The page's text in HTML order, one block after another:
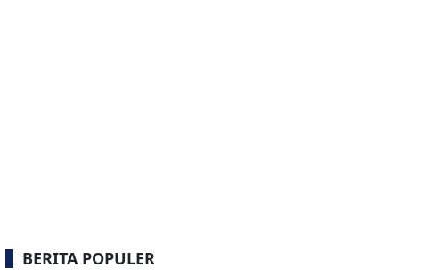
BERITA POPULER